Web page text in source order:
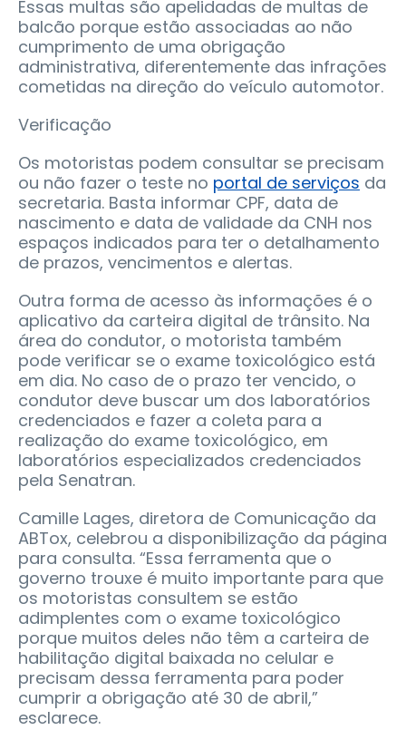
Essas multas são apelidadas de multas de
balcão porque estão associadas ao não
cumprimento de uma obrigação
administrativa, diferentemente das infrações
cometidas na direção do veículo automotor.
Verificação
Os motoristas podem consultar se precisam
ou não fazer o teste no portal de serviços da
secretaria. Basta informar CPF, data de
nascimento e data de validade da CNH nos
espaços indicados para ter o detalhamento
de prazos, vencimentos e alertas.
Outra forma de acesso às informações é o
aplicativo da carteira digital de trânsito. Na
área do condutor, o motorista também
pode verificar se o exame toxicológico está
em dia. No caso de o prazo ter vencido, o
condutor deve buscar um dos laboratórios
credenciados e fazer a coleta para a
realização do exame toxicológico, em
laboratórios especializados credenciados
pela Senatran.
Camille Lages, diretora de Comunicação da
ABTox, celebrou a disponibilização da página
para consulta. “Essa ferramenta que o
governo trouxe é muito importante para que
os motoristas consultem se estão
adimplentes com o exame toxicológico
porque muitos deles não têm a carteira de
habilitação digital baixada no celular e
precisam dessa ferramenta para poder
cumprir a obrigação até 30 de abril,”
esclarece.